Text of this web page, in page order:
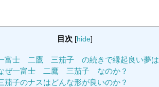
目次 [hide]
富士 二鷹 三茄子 の続きで縁起良い夢は
ぜ一富士 二鷹 三茄子 なのか？
茄子のナスはどんな形が良いのか？